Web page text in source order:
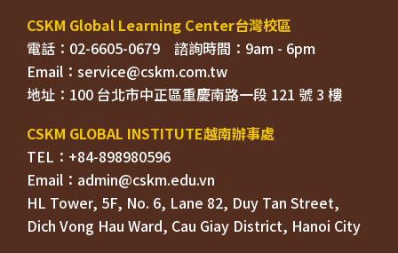
電話：02-6605-0679
Email：
TEL：+84-898980596
HL Tower, 5F, No. 6, Lane 82, Duy Tan Street,
Dich Vong Hau Ward,